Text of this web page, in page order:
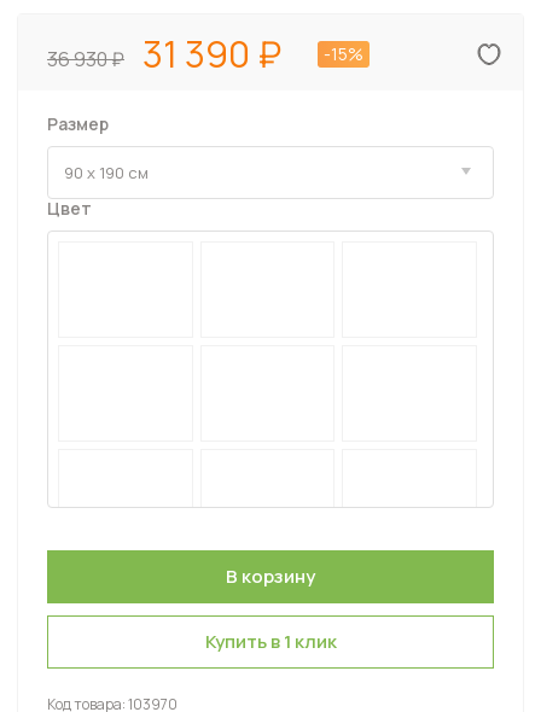
36 930 31 390 -15%
Размер
Цвет
Купить в 1 клик
Код товара:103970